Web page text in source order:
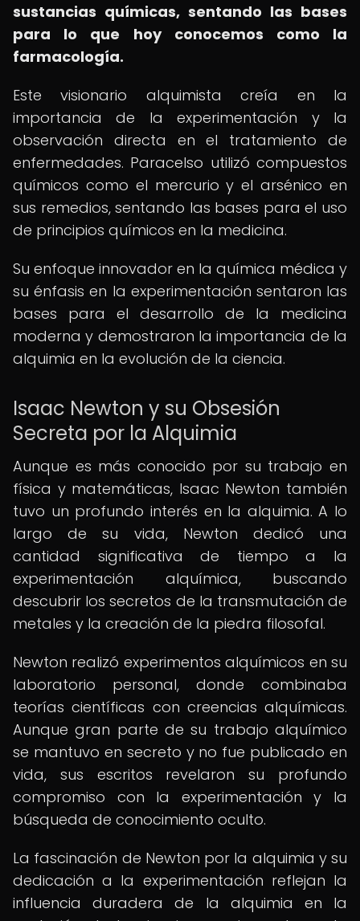
sustancias químicas, sentando las bases
para lo que hoy conocemos como la
farmacología.
Este visionario alquimista creía en la
importancia de la experimentación y la
observación directa en el tratamiento de
enfermedades. Paracelso utilizó compuestos
químicos como el mercurio y el arsénico en
sus remedios, sentando las bases para el uso
de principios químicos en la medicina.
Su enfoque innovador en la química médica y
su énfasis en la experimentación sentaron las
bases para el desarrollo de la medicina
moderna y demostraron la importancia de la
alquimia en la evolución de la ciencia.
Isaac Newton y su Obsesión
Secreta por la Alquimia
Aunque es más conocido por su trabajo en
física y matemáticas, Isaac Newton también
tuvo un profundo interés en la alquimia. A lo
largo de su vida, Newton dedicó una
cantidad significativa de tiempo a la
experimentación alquímica, buscando
descubrir los secretos de la transmutación de
metales y la creación de la piedra filosofal.
Newton realizó experimentos alquímicos en su
laboratorio personal, donde combinaba
teorías científicas con creencias alquímicas.
Aunque gran parte de su trabajo alquímico
se mantuvo en secreto y no fue publicado en
vida, sus escritos revelaron su profundo
compromiso con la experimentación y la
búsqueda de conocimiento oculto.
La fascinación de Newton por la alquimia y su
dedicación a la experimentación reflejan la
influencia duradera de la alquimia en la